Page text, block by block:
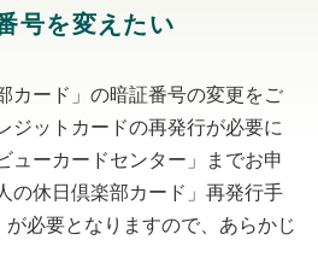
号を変えたい
カード」の暗証番号の変更をご
ジットカードの再発行が必要に
ューカードセンター」までお申
の休日倶楽部カード」再発行手
必要となりますので、あらかじ